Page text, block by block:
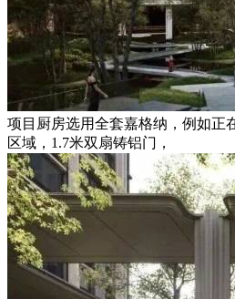
项目厨房选用全套嘉格纳，例如正
区域，1.7米双扇铸铝门，